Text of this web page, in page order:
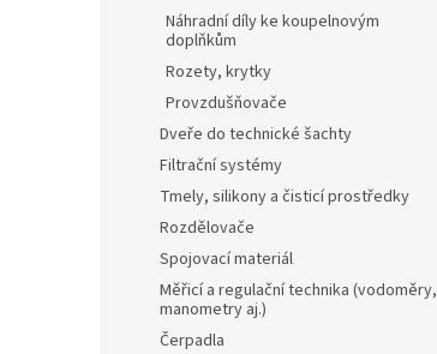
Náhradní díly ke koupelnovým
doplňkům
Rozety, krytky
Provzdušňovače
Dveře do technické šachty
Filtrační systémy
Tmely, silikony a čisticí prostředky
Rozdělovače
Spojovací materiál
Měřicí a regulační technika (vodoměry,
manometry aj.)
Čerpadla